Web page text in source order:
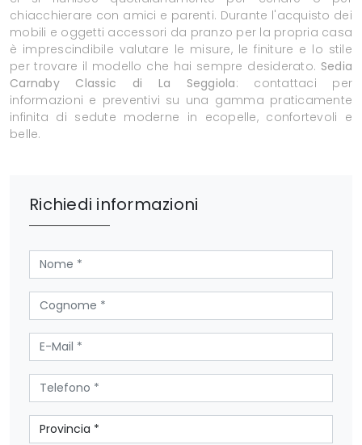
chiacchierare con amici e parenti. Durante l'acquisto dei
mobili e oggetti accessori da pranzo per la propria casa
è imprescindibile valutare le misure, le finiture e lo stile
per trovare il modello che hai sempre desiderato. Sedia
Carnaby Classic di La Seggiola: contattaci per
informazioni e preventivi su una gamma praticamente
infinita di sedute moderne in ecopelle, confortevoli e
belle.
Richiedi informazioni